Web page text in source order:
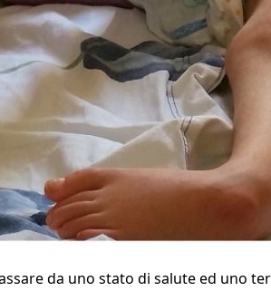
da uno stato di salute ed uno